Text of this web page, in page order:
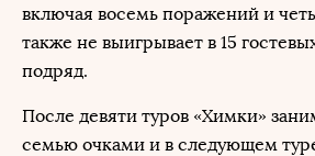
включая восемь поражений и
также не выигрывает в 15
подряд.
После девяти туров «Химки»
семью очками и в следующем